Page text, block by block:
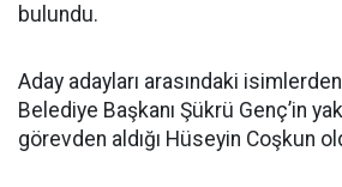
bulundu.
Aday adayları arasındaki
Belediye Başkanı Şükrü Genç’in
görevden aldığı Hüseyin Coşkun